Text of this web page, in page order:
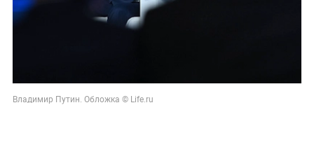
Владимир Путин. Обложка © Life.ru